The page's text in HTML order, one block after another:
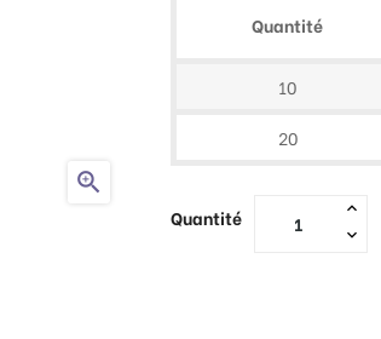

Quantité
10
20
Quantité